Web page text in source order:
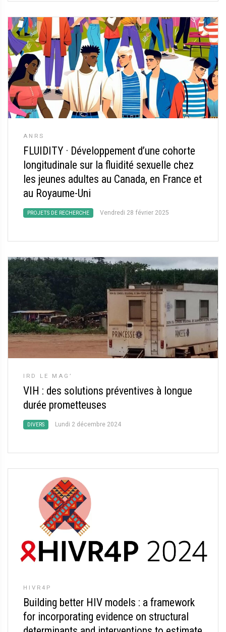
ANRS
FLUIDITY · Développement d’une cohorte
longitudinale sur la fluidité sexuelle chez
les jeunes adultes au Canada, en France et
au Royaume-Uni
PROJETS DE RECHERCHE Vendredi 28 février 2025
IRD LE MAG’
VIH : des solutions préventives à longue
durée prometteuses
DIVERS Lundi 2 décembre 2024
HIVR4P
Building better HIV models : a framework
for incorporating evidence on structural